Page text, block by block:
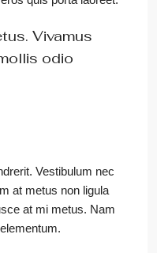
Vivamus
odio
Vestibulum nec
at metus non ligula
at mi metus. Nam